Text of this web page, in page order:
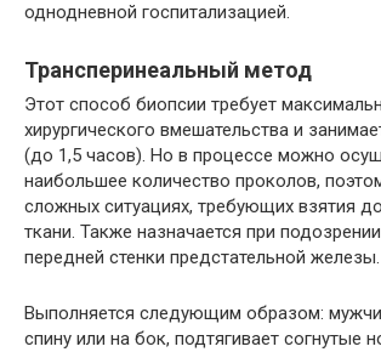
однодневной госпитализацией.
Трансперинеальный метод
Этот способ биопсии требует
хирургического вмешательства и
(до 1,5 часов). Но в процессе можно
наибольшее количество проколов,
сложных ситуациях, требующих взятия
ткани. Также назначается при
передней стенки предстательной железы.
Выполняется следующим образом:
спину или на бок, подтягивает согнутые